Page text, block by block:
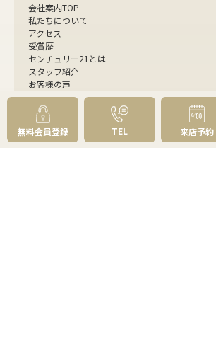
会社案内TOP
私たちについて
アクセス
受賞歴
センチュリー21とは
スタッフ紹介
お客様の声
成約事例
スタッフブログ
お知らせ
採用情報
来店予約
無料会員登録 TEL 来店予約